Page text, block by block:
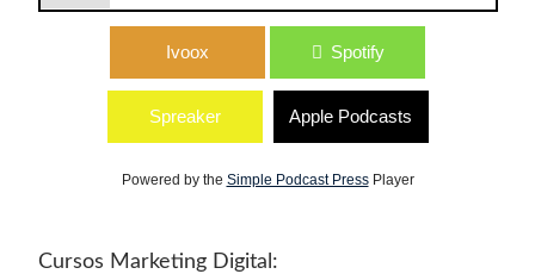
97: No tengo nada para vender. ¿Qué
Ivoox Spotify
Spreaker Apple Podcasts
Powered by the Simple Podcast PressPlayer
Cursos Marketing Digital: